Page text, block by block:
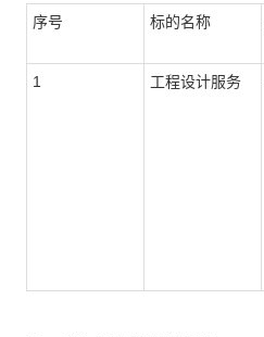
序号 标的名称
1 工程设计服务